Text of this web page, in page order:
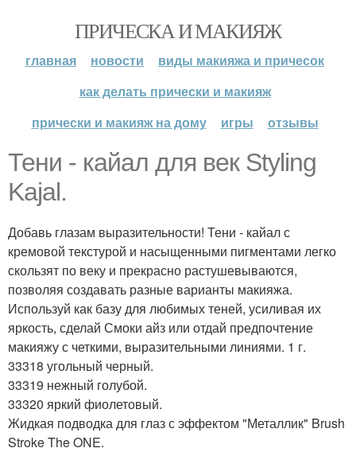
ПРИЧЕСКА И МАКИЯЖ
главная новости
виды макияжа и причесок
как делать прически и макияж
прически и макияж на дому
игры отзывы
Тени - кайал для век Styling
Kajal.
Добавь глазам выразительности! Тени - кайал с
кремовой текстурой и насыщенными пигментами легко
скользят по веку и прекрасно растушевываются,
позволяя создавать разные варианты макияжа.
Используй как базу для любимых теней, усиливая их
яркость, сделай Смоки айз или отдай предпочтение
макияжу с четкими, выразительными линиями. 1 г.
33318 угольный черный.
33319 нежный голубой.
33320 яркий фиолетовый.
Жидкая подводка для глаз с эффектом "Металлик" Brush
Stroke The ONE.